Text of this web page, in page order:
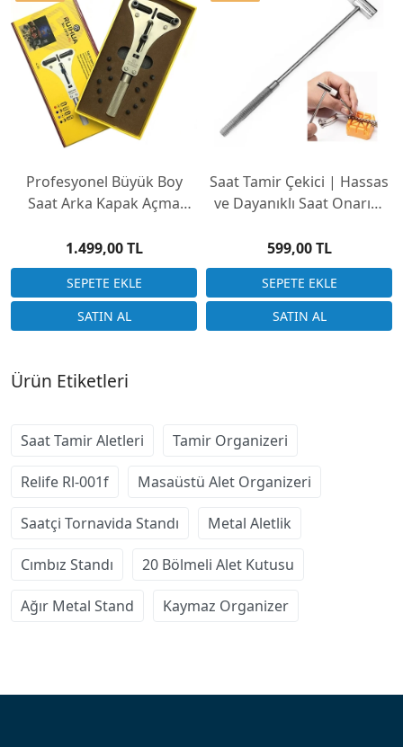
Profesyonel Büyük Boy
Saat Arka Kapak Açma
2819XL
1.499,00 TL
Saat Tamir Çekici | Hassas
ve Dayanıklı Saat Onarım
599,00 TL
Ürün Etiketleri
Saat Tamir Aletleri Tamir Organizeri
Relife Rl-001f Masaüstü Alet Organizeri
Saatçi Tornavida Standı Metal Aletlik
Cımbız Standı 20 Bölmeli Alet Kutusu
Ağır Metal Stand Kaymaz Organizer